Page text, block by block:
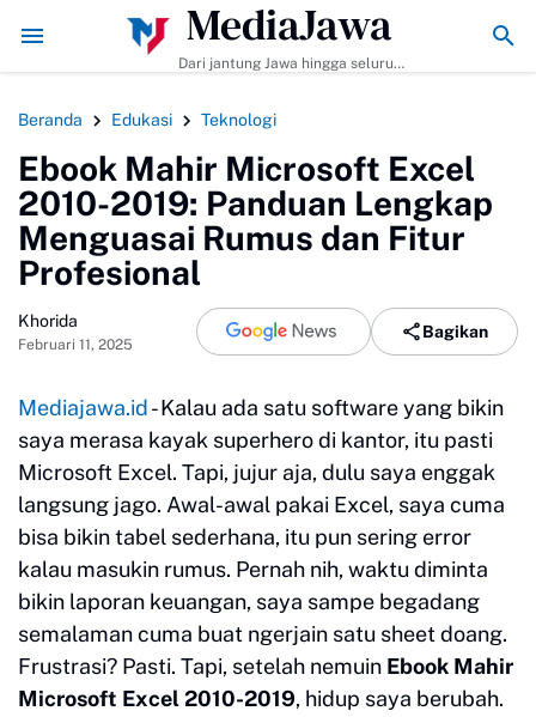
Agar Bumbunya Meresap Sempurna! Ekonomi Bisnis Belajar Apa?
MediaJawa
Dari jantung Jawa hingga seluruh
unik, dan analisis tajam. Cepat
akurat.
Beranda Edukasi Teknologi
Ebook Mahir Microsoft Excel
2010-2019: Panduan Lengkap
Menguasai Rumus dan Fitur
Profesional
Khorida
Februari 11, 2025
Bagikan
Mediajawa.id- Kalau ada satu software yang bikin
saya merasa kayak superhero di kantor, itu pasti
Microsoft Excel. Tapi, jujur aja, dulu saya enggak
langsung jago. Awal-awal pakai Excel, saya cuma
bisa bikin tabel sederhana, itu pun sering error
kalau masukin rumus. Pernah nih, waktu diminta
bikin laporan keuangan, saya sampe begadang
semalaman cuma buat ngerjain satu sheet doang.
Frustrasi? Pasti. Tapi, setelah nemuin Ebook Mahir
Microsoft Excel 2010-2019, hidup saya berubah.